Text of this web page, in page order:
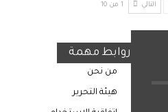
التالي 1 من 10
روابط مهمة
من نحن
هيئة التحرير